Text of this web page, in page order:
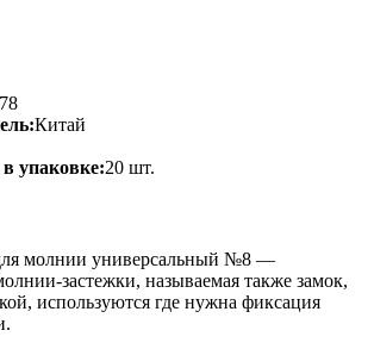
Китай
упаковке:20 шт.
молнии универсальный №8 —
застежки, называемая также замок,
используются где нужна фиксация